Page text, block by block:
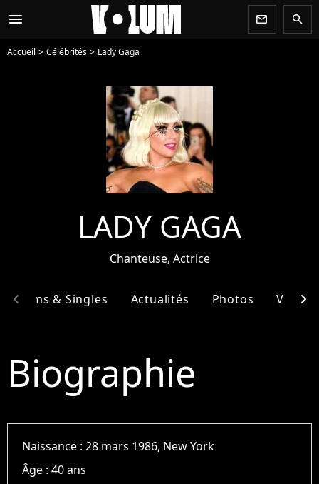
menu newsletter search
Accueil Célébrités Lady Gaga
LADY GAGA
Chanteuse, Actrice
Albums & Singles Actualités Photos Vidéos
chevron_left chevron_right
Biographie
Naissance :28 mars 1986, New York
Âge :40 ans